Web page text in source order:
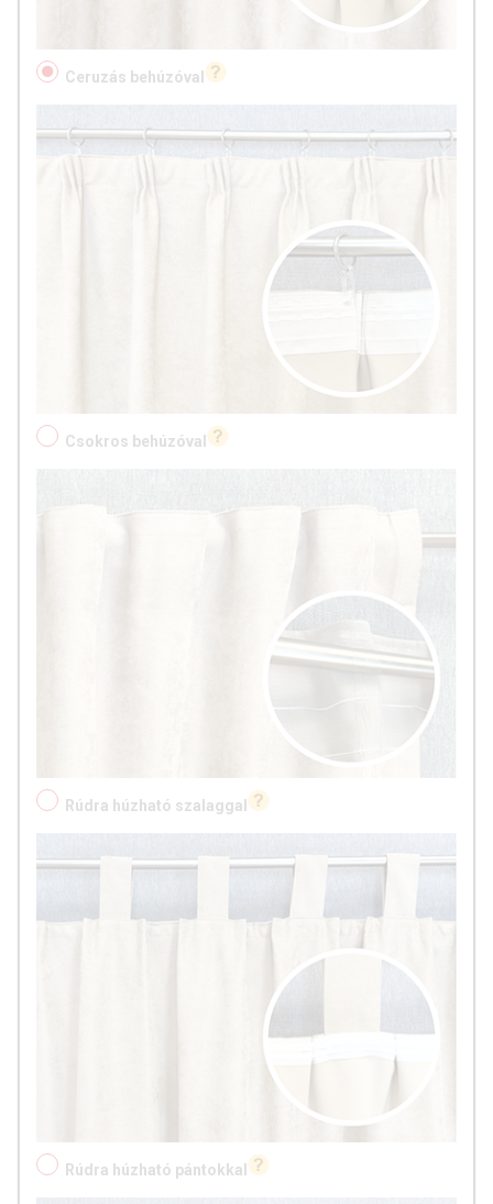
Ceruzás behúzóval
Csokros behúzóval
Rúdra húzható szalaggal
Rúdra húzható pántokkal